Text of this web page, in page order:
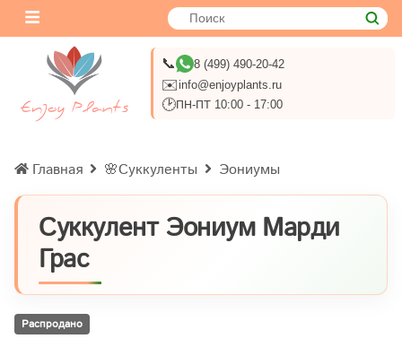
📞 8 (499) 490-20-42
✉️info@enjoyplants.ru
🕑ПН-ПТ 10:00 - 17:00
Главная 🌸Суккуленты Эониумы
Суккулент Эониум Марди
Грас
Распродано